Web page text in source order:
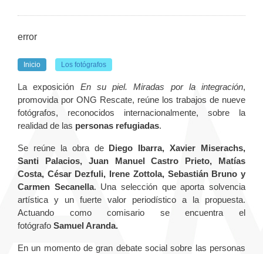
error
Inicio Los fotógrafos
La exposición En su piel. Miradas por la integración,
promovida por ONG Rescate, reúne los trabajos de nueve
fotógrafos, reconocidos internacionalmente, sobre la
realidad de las personas refugiadas.
Se reúne la obra de Diego Ibarra, Xavier Miserachs,
Santi Palacios, Juan Manuel Castro Prieto, Matías
Costa, César Dezfuli, Irene Zottola, Sebastián Bruno y
Carmen Secanella. Una selección que aporta solvencia
artística y un fuerte valor periodístico a la propuesta.
Actuando como comisario se encuentra el
fotógrafo Samuel Aranda.
En un momento de gran debate social sobre las personas